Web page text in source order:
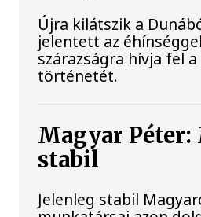
Újra kilátszik a
jelentett az
szárazságra hívja fel
történetét.
Magyar Péter:
stabil
Jelenleg stabil